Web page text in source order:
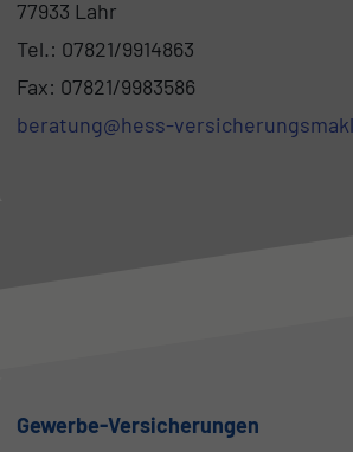
77933 Lahr
Tel.: 07821/9914863
Fax: 07821/9983586
beratung@hess-
Gewerbe-Versicherungen